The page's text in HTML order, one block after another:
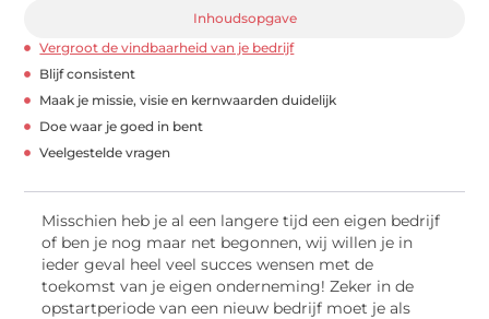
Inhoudsopgave
Vergroot de vindbaarheid van je bedrijf
Blijf consistent
Maak je missie, visie en kernwaarden duidelijk
Doe waar je goed in bent
Veelgestelde vragen
Misschien heb je al een langere tijd een eigen bedrijf
of ben je nog maar net begonnen, wij willen je in
ieder geval heel veel succes wensen met de
toekomst van je eigen onderneming! Zeker in de
opstartperiode van een nieuw bedrijf moet je als